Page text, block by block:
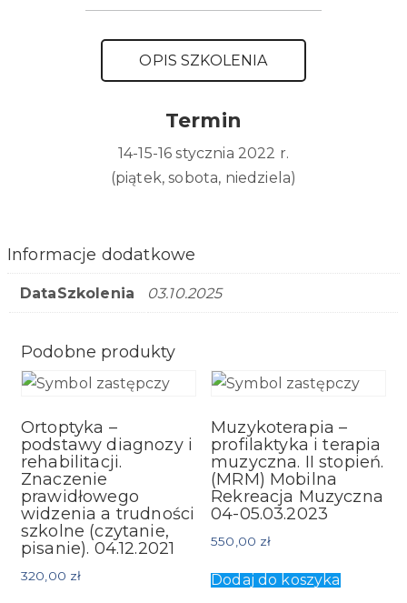
OPIS SZKOLENIA
Termin
14-15-16 stycznia 2022 r.
(piątek, sobota, niedziela)
Informacje dodatkowe
DataSzkolenia 03.10.2025
Podobne produkty
Ortoptyka –
podstawy diagnozy i
rehabilitacji.
Znaczenie
prawidłowego
widzenia a trudności
szkolne (czytanie,
pisanie). 04.12.2021
320,00 zł
Muzykoterapia –
profilaktyka i terapia
muzyczna. II stopień.
(MRM) Mobilna
Rekreacja Muzyczna
04-05.03.2023
550,00 zł
Dodaj do koszyka